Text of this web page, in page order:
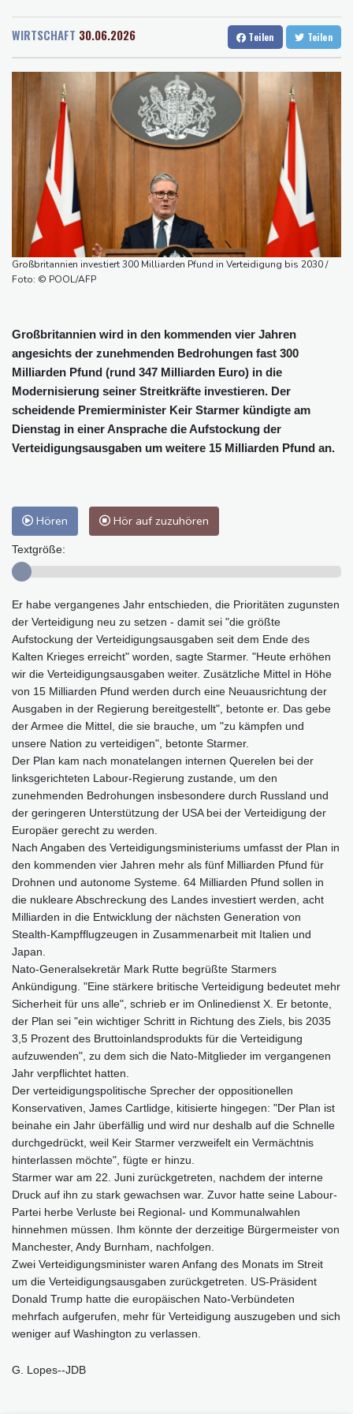
Dresden
31 °C Wien
28 °C
Baden-Baden
26 °C
20.000 Menschen evakuiert
Dobrindt will Forschung zur Drohensicherheit in Deutschland
ausbauen
Iran bekräftigt harte Haltung in Streit um Straße von Hormus
Amtsantritt von Kolumbiens Staatschef De la Espriella von
Gewalt überschattet
Basketball-WM: Geiselsöder macht gesamte Vorbereitung mit
Taifun "Dolphin": Flugausfälle, Evakuierung und höchste
Warnstufe in China
Lionel Messi trauert um Vater und langjährigen Manager Jorge
WIRTSCHAFT 30.06.2026 Teilen Teilen
Großbritannien investiert 300 Milliarden Pfund in Verteidigung bis 2030 /
Foto: © POOL/AFP
Großbritannien wird in den kommenden vier Jahren
angesichts der zunehmenden Bedrohungen fast 300
Milliarden Pfund (rund 347 Milliarden Euro) in die
Modernisierung seiner Streitkräfte investieren. Der
scheidende Premierminister Keir Starmer kündigte am
Dienstag in einer Ansprache die Aufstockung der
Verteidigungsausgaben um weitere 15 Milliarden Pfund an.
Hören Hör auf zuzuhören
Textgröße:
Er habe vergangenes Jahr entschieden, die Prioritäten zugunsten
der Verteidigung neu zu setzen - damit sei "die größte
Aufstockung der Verteidigungsausgaben seit dem Ende des
Kalten Krieges erreicht" worden, sagte Starmer. "Heute erhöhen
wir die Verteidigungsausgaben weiter. Zusätzliche Mittel in Höhe
von 15 Milliarden Pfund werden durch eine Neuausrichtung der
Ausgaben in der Regierung bereitgestellt", betonte er. Das gebe
der Armee die Mittel, die sie brauche, um "zu kämpfen und
unsere Nation zu verteidigen", betonte Starmer.
Der Plan kam nach monatelangen internen Querelen bei der
linksgerichteten Labour-Regierung zustande, um den
zunehmenden Bedrohungen insbesondere durch Russland und
der geringeren Unterstützung der USA bei der Verteidigung der
Europäer gerecht zu werden.
Nach Angaben des Verteidigungsministeriums umfasst der Plan in
den kommenden vier Jahren mehr als fünf Milliarden Pfund für
Drohnen und autonome Systeme. 64 Milliarden Pfund sollen in
die nukleare Abschreckung des Landes investiert werden, acht
Milliarden in die Entwicklung der nächsten Generation von
Stealth-Kampfflugzeugen in Zusammenarbeit mit Italien und
Japan.
Nato-Generalsekretär Mark Rutte begrüßte Starmers
Ankündigung. "Eine stärkere britische Verteidigung bedeutet mehr
Sicherheit für uns alle", schrieb er im Onlinedienst X. Er betonte,
der Plan sei "ein wichtiger Schritt in Richtung des Ziels, bis 2035
3,5 Prozent des Bruttoinlandsprodukts für die Verteidigung
aufzuwenden", zu dem sich die Nato-Mitglieder im vergangenen
Jahr verpflichtet hatten.
Der verteidigungspolitische Sprecher der oppositionellen
Konservativen, James Cartlidge, kitisierte hingegen: "Der Plan ist
beinahe ein Jahr überfällig und wird nur deshalb auf die Schnelle
durchgedrückt, weil Keir Starmer verzweifelt ein Vermächtnis
hinterlassen möchte", fügte er hinzu.
Starmer war am 22. Juni zurückgetreten, nachdem der interne
Druck auf ihn zu stark gewachsen war. Zuvor hatte seine Labour-
Partei herbe Verluste bei Regional- und Kommunalwahlen
hinnehmen müssen. Ihm könnte der derzeitige Bürgermeister von
Manchester, Andy Burnham, nachfolgen.
Zwei Verteidigungsminister waren Anfang des Monats im Streit
um die Verteidigungsausgaben zurückgetreten. US-Präsident
Donald Trump hatte die europäischen Nato-Verbündeten
mehrfach aufgerufen, mehr für Verteidigung auszugeben und sich
weniger auf Washington zu verlassen.
G. Lopes--JDB